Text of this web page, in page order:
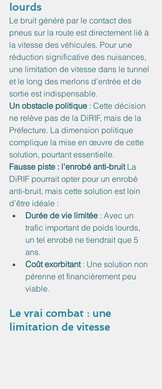
lourds
Le bruit généré par le contact des
pneus sur la route est directement lié à
la vitesse des véhicules. Pour une
réduction significative des nuisances,
une limitation de vitesse dans le tunnel
et le long des merlons d’entrée et de
sortie est indispensable.
Un obstacle politique : Cette décision
ne relève pas de la DiRIF, mais de la
Préfecture. La dimension politique
complique la mise en œuvre de cette
solution, pourtant essentielle.
Fausse piste : l’enrobé anti-bruit La
DiRIF pourrait opter pour un enrobé
anti-bruit, mais cette solution est loin
d’être idéale :
Durée de vie limitée : Avec un
trafic important de poids lourds,
un tel enrobé ne tiendrait que 5
ans.
Coût exorbitant : Une solution non
pérenne et financièrement peu
viable.
Le vrai combat : une
limitation de vitesse